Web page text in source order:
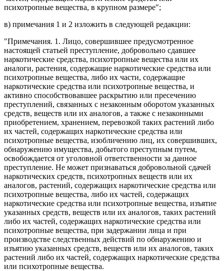
психотропные вещества, в крупном размере";
в) примечания 1 и 2 изложить в следующей редакции:
"Примечания. 1. Лицо, совершившее предусмотренное
настоящей статьей преступление, добровольно сдавшее
наркотические средства, психотропные вещества или их
аналоги, растения, содержащие наркотические средства или
психотропные вещества, либо их части, содержащие
наркотические средства или психотропные вещества, и
активно способствовавшее раскрытию или пресечению
преступлений, связанных с незаконным оборотом указанных
средств, веществ или их аналогов, а также с незаконными
приобретением, хранением, перевозкой таких растений либо
их частей, содержащих наркотические средства или
психотропные вещества, изобличению лиц, их совершивших,
обнаружению имущества, добытого преступным путем,
освобождается от уголовной ответственности за данное
преступление. Не может признаваться добровольной сдачей
наркотических средств, психотропных веществ или их
аналогов, растений, содержащих наркотические средства или
психотропные вещества, либо их частей, содержащих
наркотические средства или психотропные вещества, изъятие
указанных средств, веществ или их аналогов, таких растений
либо их частей, содержащих наркотические средства или
психотропные вещества, при задержании лица и при
производстве следственных действий по обнаружению и
изъятию указанных средств, веществ или их аналогов, таких
растений либо их частей, содержащих наркотические средства
или психотропные вещества.